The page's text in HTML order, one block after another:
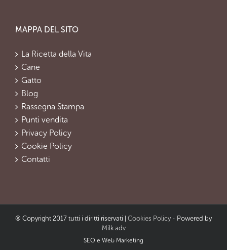
MAPPA DEL SITO
La Ricetta della Vita
Cane
Gatto
Blog
Rassegna Stampa
Punti vendita
Privacy Policy
Cookie Policy
Contatti
® Copyright 2017 tutti i diritti riservati | Cookies Policy - Powered by
Milk adv
SEO e Web Marketing